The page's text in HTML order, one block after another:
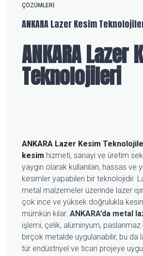
ÇÖZÜMLERI
ANKARA Lazer Kesim
ANKARA Lazer
Teknolojileri
ANKARA Lazer Kesim
kesim hizmeti, sanayi ve üretim
yaygın olarak kullanılan, hassas ve
kesimler yapabilen bir teknolojidir.
metal malzemeler üzerinde lazer
çok ince ve yüksek doğrulukla
mümkün kılar. ANKARA’da metal
işlemi, çelik, alüminyum,
birçok metalde uygulanabilir, bu da
tür endüstriyel ve ticari projeye